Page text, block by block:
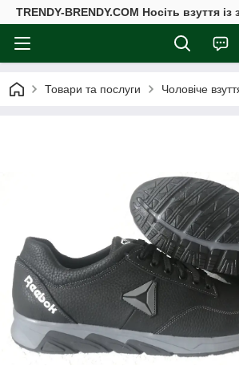
TRENDY-BRENDY.COM Носіть взуття
Товари та послуги Чоловіче